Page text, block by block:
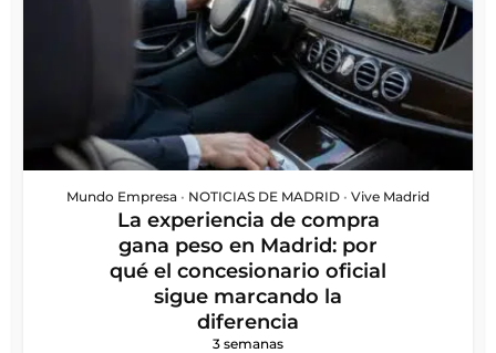
Mundo Empresa • NOTICIAS DE MADRID • Vive Madrid
La experiencia de compra
gana peso en Madrid: por
qué el concesionario oficial
sigue marcando la
diferencia
3 semanas